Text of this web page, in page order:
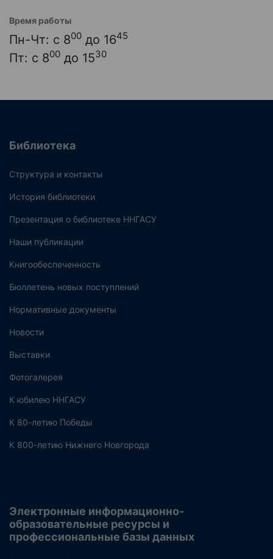
Время работы
Пн-Чт: с 800 до 1645
Пт: с 800 до 1530
Библиотека
Структура и контакты
История библиотеки
Презентация о библиотеке ННГАСУ
Наши публикации
Книгообеспеченность
Бюллетень новых поступлений
Нормативные документы
Новости
Выставки
Фотогалерея
К юбилею ННГАСУ
К 80-летию Победы
К 800-летию Нижнего Новгорода
Электронные информационно-
образовательные ресурсы и
профессиональные базы данных